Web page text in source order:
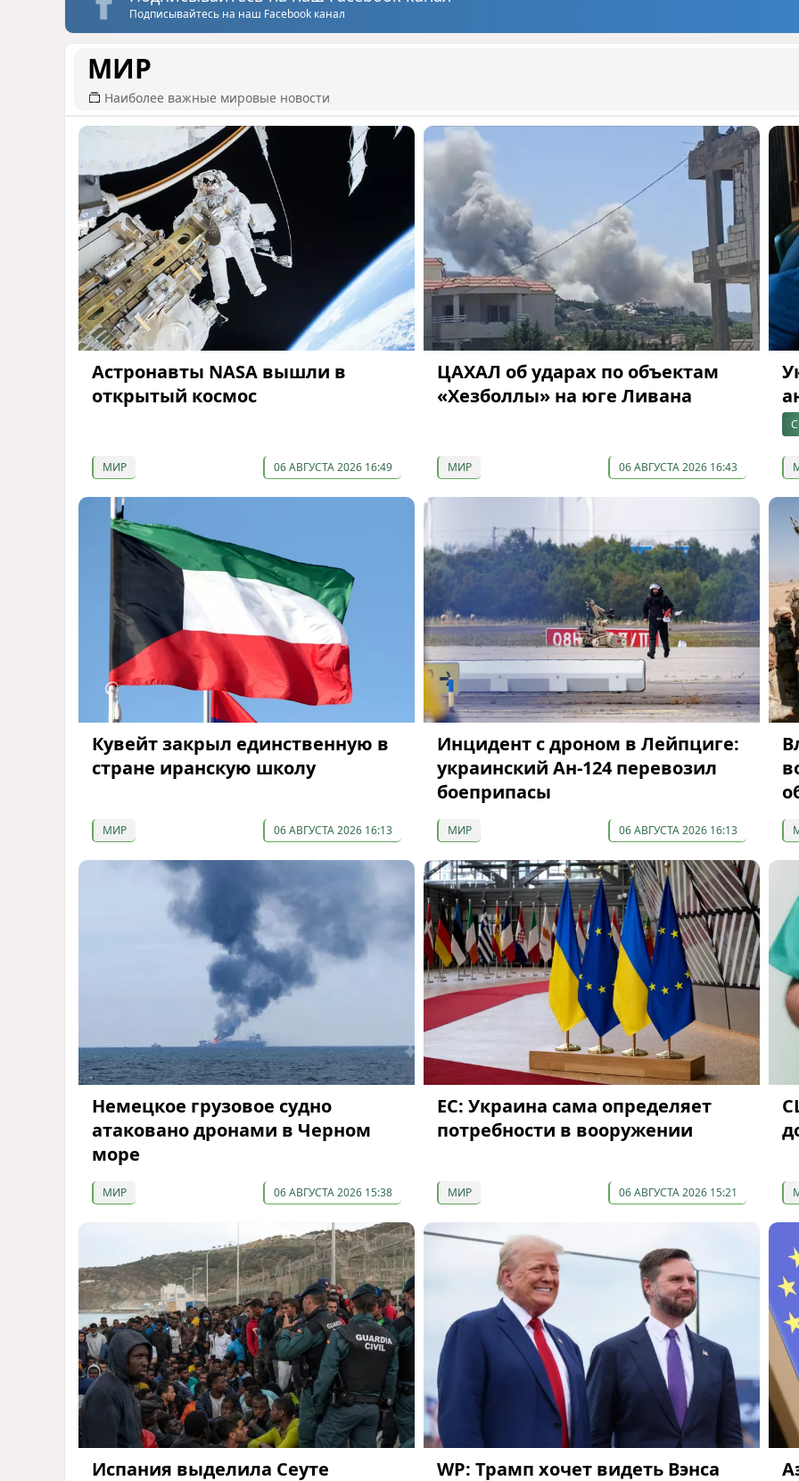
Подписывайтесь на наш Facebook канал
МИР
Наиболее важные мировые новости
Астронавты NASA вышли в
открытый космос
МИР 06 АВГУСТА 2026 16:49
ЦАХАЛ об ударах по объектам
«Хезболлы» на юге Ливана
МИР 06 АВГУСТА 2026 16:43
Кувейт закрыл единственную в
стране иранскую школу
МИР 06 АВГУСТА 2026 16:13
Инцидент с дроном в Лейпциге:
украинский Ан-124 перевозил
боеприпасы
МИР 06 АВГУСТА 2026 16:13
Немецкое грузовое судно
атаковано дронами в Черном
море
МИР 06 АВГУСТА 2026 15:38
ЕС: Украина сама определяет
потребности в вооружении
МИР 06 АВГУСТА 2026 15:21
Испания выделила Сеуте
WP: Трамп хочет видеть Вэнса